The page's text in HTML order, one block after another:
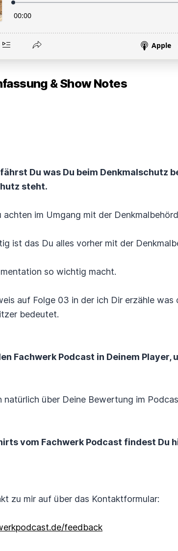
& Show Notes
Du was Du beim Denkmalschutz
steht.
im Umgang mit der
ist das Du alles vorher mit der
so wichtig macht.
auf Folge 03 in der ich Dir erzähle
bedeutet.
Fachwerk Podcast in Deinem Player,
natürlich über Deine Bewertung im
vom Fachwerk Podcast findest Du
zu mir auf über das Kontaktformular:
feedback